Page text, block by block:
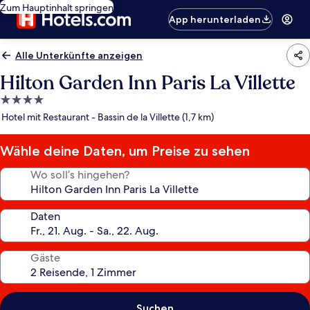
Zum Hauptinhalt springen
App herunterladen
Alle Unterkünfte anzeigen
Hilton Garden Inn Paris La Villette
4.0-
Sterne-
Hotel mit Restaurant - Bassin de la Villette (1,7 km)
Wähle deine Daten, um Preise zu sehen
Wo soll’s hingehen?
Daten
Gäste